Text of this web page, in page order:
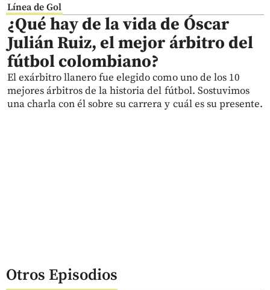
Línea de Gol
¿Qué hay de la vida de Óscar
Julián Ruiz, el mejor árbitro del
fútbol colombiano?
El exárbitro llanero fue elegido como uno de los 10
mejores árbitros de la historia del fútbol. Sostuvimos
una charla con él sobre su carrera y cuál es su presente.
Otros Episodios